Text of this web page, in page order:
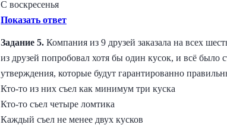
С воскресенья
Показать ответ
Задание 5. Компания из 9 друзей заказала на всех
из друзей попробовал хотя бы один кусок, и всё
утверждения, которые будут гарантированно
Кто‑то из них съел как минимум три куска
Кто‑то съел четыре ломтика
Каждый съел не менее двух кусков